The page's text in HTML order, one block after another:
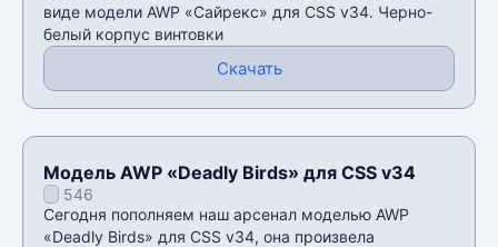
виде модели AWP «Сайрекс» для CSS v34. Черно-
белый корпус винтовки
Скачать
Модель AWP «Deadly Birds» для CSS v34
546
Сегодня пополняем наш арсенал моделью AWP
«Deadly Birds» для CSS v34, она произвела